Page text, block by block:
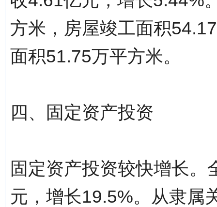
方米，房屋竣工面积
面积51.75万平方米。
四、固定资产投资
固定资产投资较快增长
元，增长19.5%。从隶属